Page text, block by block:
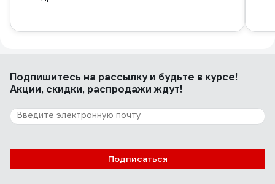
Подпишитесь на рассылкуи будьте в курсе!
Акции, скидки, распродажи ждут!
Подписаться